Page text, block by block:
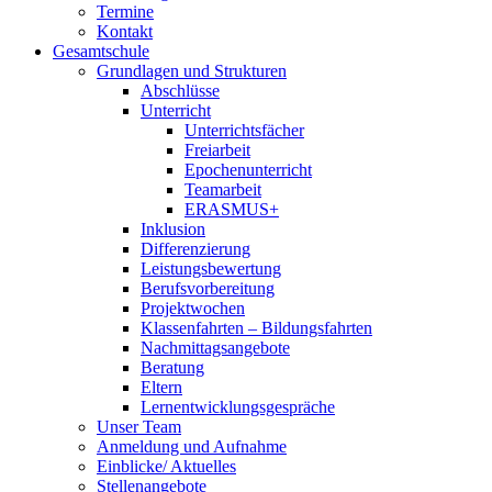
Termine
Kontakt
Gesamtschule
Grundlagen und Strukturen
Abschlüsse
Unterricht
Unterrichtsfächer
Freiarbeit
Epochenunterricht
Teamarbeit
ERASMUS+
Inklusion
Differenzierung
Leistungsbewertung
Berufsvorbereitung
Projektwochen
Klassenfahrten – Bildungsfahrten
Nachmittagsangebote
Beratung
Eltern
Lernentwicklungsgespräche
Unser Team
Anmeldung und Aufnahme
Einblicke/ Aktuelles
Stellenangebote